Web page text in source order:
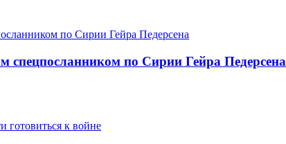
спецпосланником по Сирии Гейра Педерсена